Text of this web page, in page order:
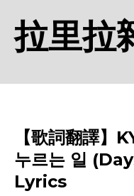
拉里拉
【歌詞翻譯】
누르는 일
Lyrics